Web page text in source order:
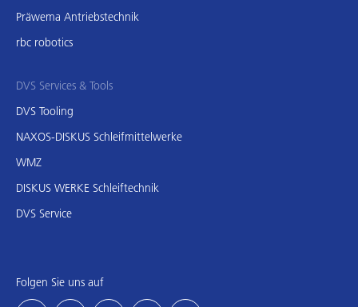
Präwema Antriebstechnik
rbc robotics
DVS Services & Tools
DVS Tooling
NAXOS-DISKUS Schleifmittelwerke
WMZ
DISKUS WERKE Schleiftechnik
DVS Service
Folgen Sie uns auf